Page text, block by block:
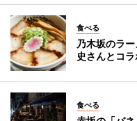
食べる
乃木坂のラ
史さんとコ
食べる